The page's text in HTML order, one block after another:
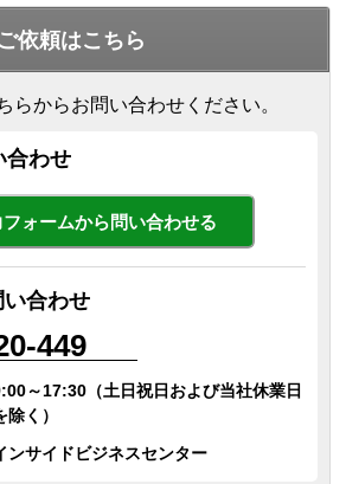
依頼はこちら
らからお問い合わせください。
合わせ
フォームから問い合わせる
合わせ
449
～17:30（土日祝日および当社休業日
除く）
ンサイドビジネスセンター